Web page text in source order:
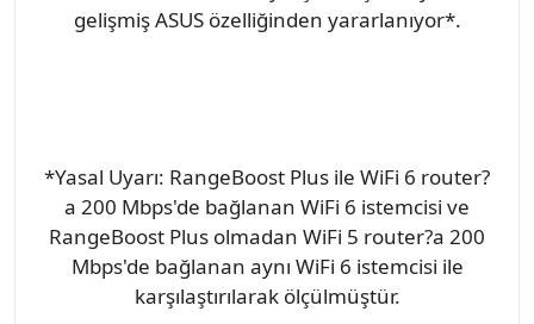
gelişmiş ASUS özelliğinden yararlanıyor*.
*Yasal Uyarı: RangeBoost Plus ile WiFi 6 router?
a 200 Mbps'de bağlanan WiFi 6 istemcisi ve
RangeBoost Plus olmadan WiFi 5 router?a 200
Mbps'de bağlanan aynı WiFi 6 istemcisi ile
karşılaştırılarak ölçülmüştür.